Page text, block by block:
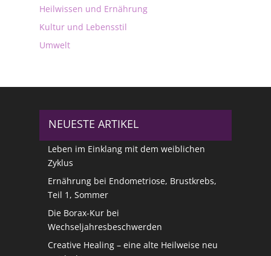
Heilwissen und Ernährung
Kultur und Lebensstil
Umwelt
NEUESTE ARTIKEL
Leben im Einklang mit dem weiblichen
Zyklus
Ernährung bei Endometriose, Brustkrebs,
Teil 1, Sommer
Die Borax-Kur bei
Wechseljahresbeschwerden
Creative Healing – eine alte Heilweise neu